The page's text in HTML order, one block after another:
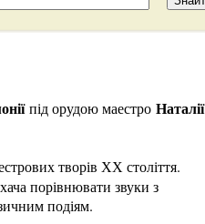
під орудою маестро Наталії
творів ХХ століття.
порівнювати звуки з
подіям.